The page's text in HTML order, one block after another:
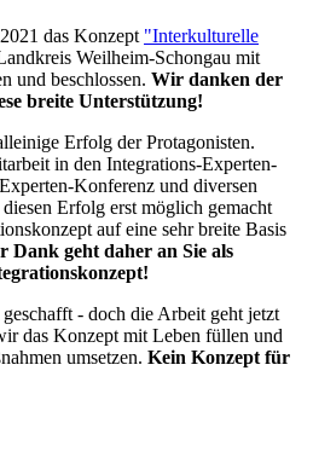
das Konzept "Interkulturelle
Weilheim-Schongau mit
und beschlossen. Wir danken der
breite Unterstützung!
Erfolg der Protagonisten.
in den Integrations-Experten-
Konferenz und diversen
Erfolg erst möglich gemacht
auf eine sehr breite Basis
Dank geht daher an Sie als
- doch die Arbeit geht jetzt
das Konzept mit Leben füllen und
umsetzen. Kein Konzept für